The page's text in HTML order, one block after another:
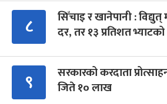
८
सिँचाइ र खानेपानी :
दर, तर १३ प्रतिशत
९
सरकारको करदाता
जिते १० लाख